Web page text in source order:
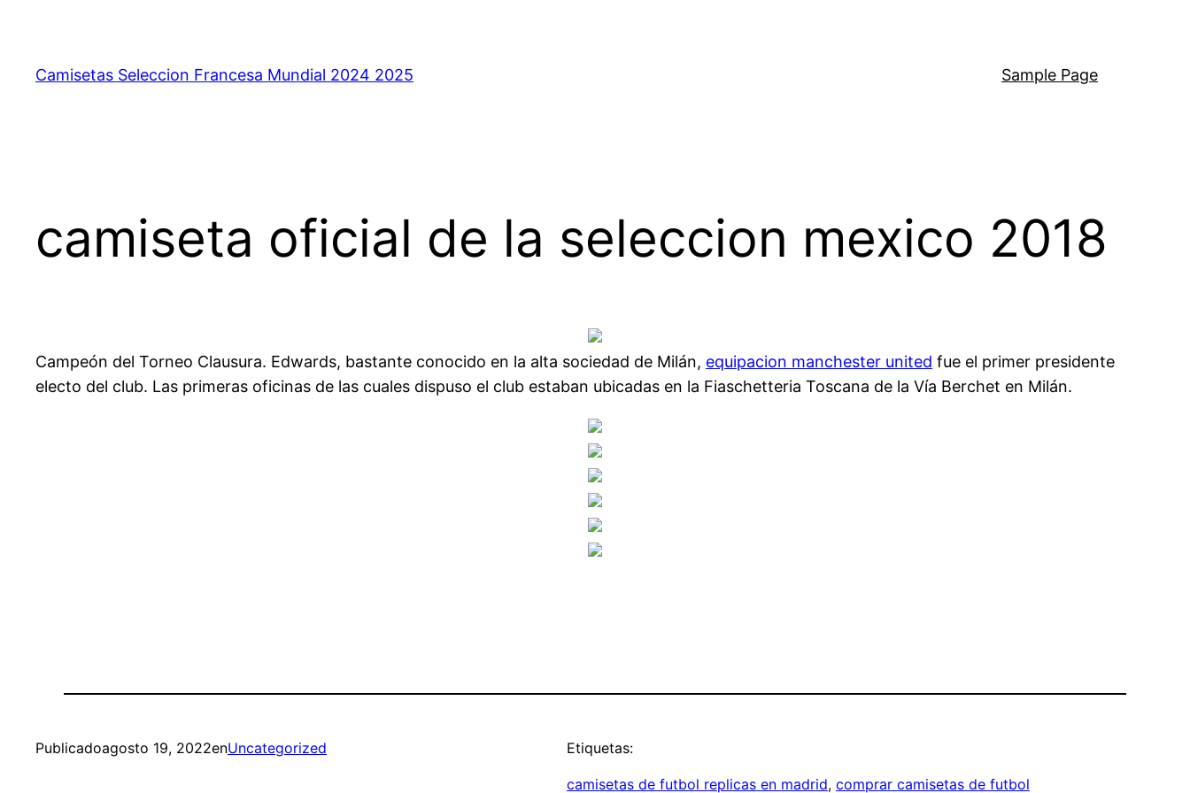
contenido
Camisetas Seleccion Francesa Mundial 2024 2025 Sample Page
camiseta oficial de la seleccion mexico 2018
Campeón del Torneo Clausura. Edwards, bastante conocido en la alta sociedad de Milán, equipacion manchester united fue el primer presidente
electo del club. Las primeras oficinas de las cuales dispuso el club estaban ubicadas en la Fiaschetteria Toscana de la Vía Berchet en Milán.
Publicadoagosto 19, 2022enUncategorized Etiquetas:
camisetas de futbol replicas en madrid, comprar camisetas de futbol